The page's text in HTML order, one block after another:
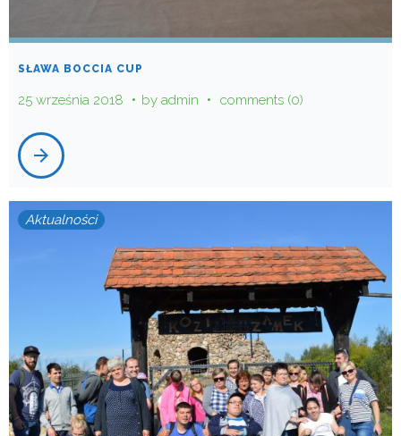
SŁAWA BOCCIA CUP
25 września 2018 by admin comments (0)
arrow_forward
Aktualności